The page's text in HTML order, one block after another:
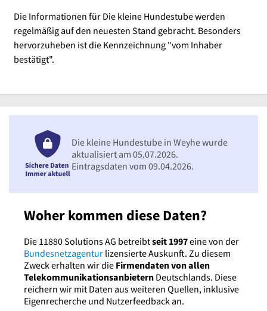
Die Informationen für Die kleine Hundestube werden
regelmäßig auf den neuesten Stand gebracht. Besonders
hervorzuheben ist die Kennzeichnung "vom Inhaber
bestätigt".
Woher kommen diese Daten?
Die 11880 Solutions AG betreibtseit 1997eine von der
Bundesnetzagentur lizensierte Auskunft. Zu diesem
Zweck erhalten wir die Firmendaten von allen
Telekommunikationsanbietern Deutschlands. Diese
reichern wir mit Daten aus weiteren Quellen, inklusive
Eigenrecherche und Nutzerfeedback an.
Die kleine Hundestube in Weyhe wurde
aktualisiert am 05.07.2026.
Eintragsdaten vom 09.04.2026.